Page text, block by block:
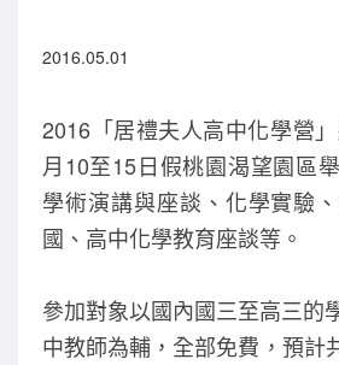
2016.05.01
2016「居禮夫人高中化學營
月10至15日假桃園渴望園區
學術演講與座談、化學實驗
國、高中化學教育座談等。
參加對象以國內國三至高三的
中教師為輔，全部免費，預計